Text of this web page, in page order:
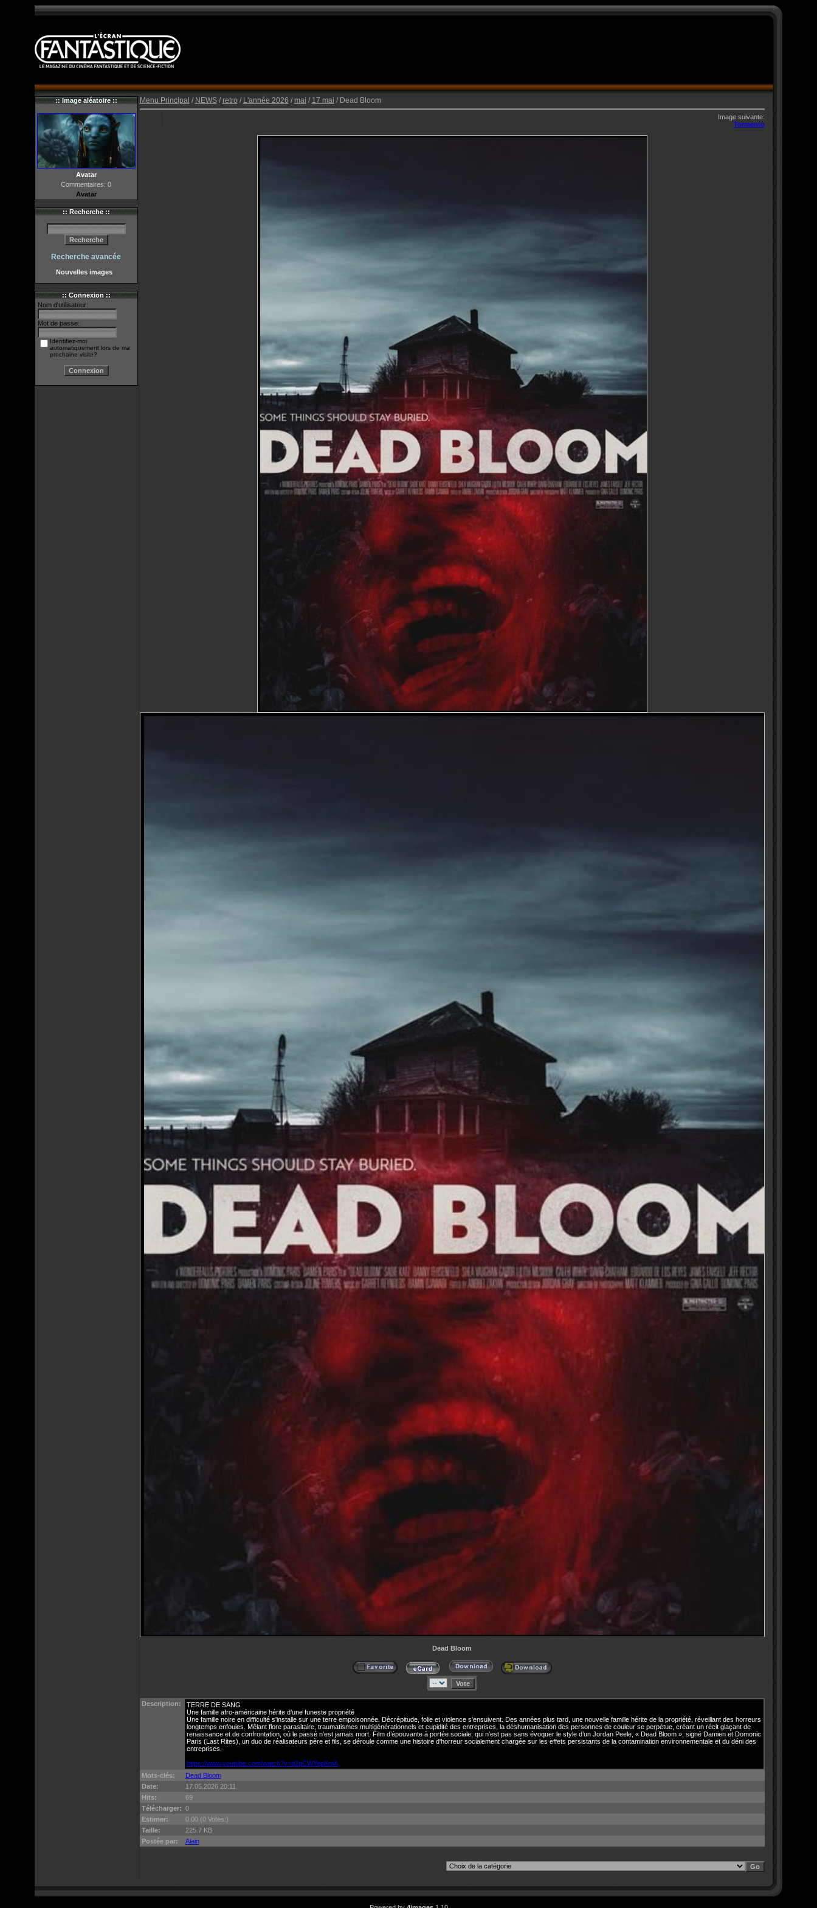
:: Image aléatoire ::
Avatar
Commentaires: 0
Avatar
:: Recherche ::
Recherche avancée
Nouvelles images
:: Connexion ::
Nom d'utilisateur:
Mot de passe:
Identifiez-moi
automatiquement lors de ma
prochaine visite?
Menu Principal / NEWS/ retro / L'année 2026 / mai / 17 mai / Dead Bloom
Image suivante:
Tormento
Dead Bloom
Description:
TERRE DE SANG
Une famille afro-américaine hérite d’une funeste propriété
Une famille noire en difficulté s'installe sur une terre empoisonnée. Décrépitude, folie et violence s'ensuivent. Des années plus tard, une nouvelle famille hérite de la propriété, réveillant des horreurs
longtemps enfouies. Mêlant flore parasitaire, traumatismes multigénérationnels et cupidité des entreprises, la déshumanisation des personnes de couleur se perpétue, créant un récit glaçant de
renaissance et de confrontation, où le passé n'est jamais mort. Film d’épouvante à portée sociale, qui n’est pas sans évoquer le style d’un Jordan Peele, « Dead Bloom », signé Damien et Domonic
Paris (Last Rites), un duo de réalisateurs père et fils, se déroule comme une histoire d'horreur socialement chargée sur les effets persistants de la contamination environnementale et du déni des
entreprises.
https://www.youtube.com/watch?v=d2qCWYepKmA
Mots-clés:
Dead Bloom
Date:
17.05.2026 20:11
Hits:
69
Télécharger: 0
Estimer:
0.00 (0 Votes:)
Taille:
225.7 KB
Postée par:
Alain